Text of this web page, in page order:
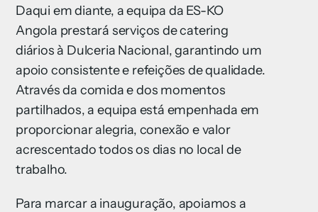
Daqui em diante, a equipa da ES-KO
Angola prestará serviços de catering
diários à Dulceria Nacional, garantindo um
apoio consistente e refeições de qualidade.
Através da comida e dos momentos
partilhados, a equipa está empenhada em
proporcionar alegria, conexão e valor
acrescentado todos os dias no local de
trabalho.
Para marcar a inauguração, apoiamos a